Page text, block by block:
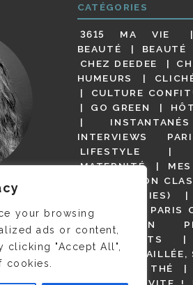
your browsing
ads or content,
clicking "Accept All",
MAIS
QUI A
!
CATÉGORIES
3615 MA VIE
BEAUTÉ
BEAUTÉ
CHEZ DEEDEE
HUMEURS
CULTURE
GO GREEN
INSTANTANÉS
INTERVIEWS
LIFESTYLE
MATERNITÉ
NON
(BUT GOODIES)
MAGOT !
PARIS
PARIS EN
RESTAURANTS
PRESSE DÉTAILLÉE,
SALONS DE THÉ
VIDÉOS
VITE !